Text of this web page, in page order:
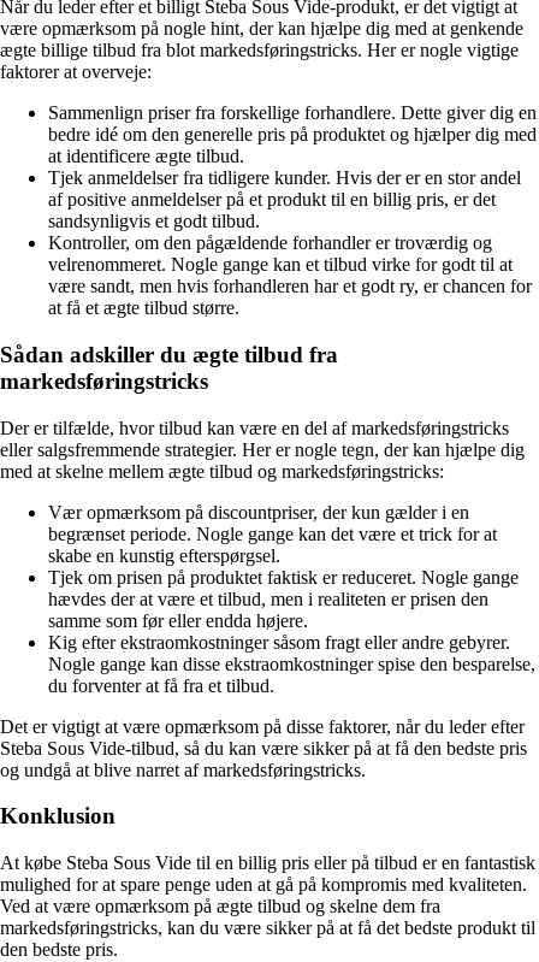
Når du leder efter et billigt Steba Sous Vide-produkt, er det vigtigt at
være opmærksom på nogle hint, der kan hjælpe dig med at genkende
ægte billige tilbud fra blot markedsføringstricks. Her er nogle vigtige
faktorer at overveje:
Sammenlign priser fra forskellige forhandlere. Dette giver dig en
bedre idé om den generelle pris på produktet og hjælper dig med
at identificere ægte tilbud.
Tjek anmeldelser fra tidligere kunder. Hvis der er en stor andel
af positive anmeldelser på et produkt til en billig pris, er det
sandsynligvis et godt tilbud.
Kontroller, om den pågældende forhandler er troværdig og
velrenommeret. Nogle gange kan et tilbud virke for godt til at
være sandt, men hvis forhandleren har et godt ry, er chancen for
at få et ægte tilbud større.
Sådan adskiller du ægte tilbud fra
markedsføringstricks
Der er tilfælde, hvor tilbud kan være en del af markedsføringstricks
eller salgsfremmende strategier. Her er nogle tegn, der kan hjælpe dig
med at skelne mellem ægte tilbud og markedsføringstricks:
Vær opmærksom på discountpriser, der kun gælder i en
begrænset periode. Nogle gange kan det være et trick for at
skabe en kunstig efterspørgsel.
Tjek om prisen på produktet faktisk er reduceret. Nogle gange
hævdes der at være et tilbud, men i realiteten er prisen den
samme som før eller endda højere.
Kig efter ekstraomkostninger såsom fragt eller andre gebyrer.
Nogle gange kan disse ekstraomkostninger spise den besparelse,
du forventer at få fra et tilbud.
Det er vigtigt at være opmærksom på disse faktorer, når du leder efter
Steba Sous Vide-tilbud, så du kan være sikker på at få den bedste pris
og undgå at blive narret af markedsføringstricks.
Konklusion
At købe Steba Sous Vide til en billig pris eller på tilbud er en fantastisk
mulighed for at spare penge uden at gå på kompromis med kvaliteten.
Ved at være opmærksom på ægte tilbud og skelne dem fra
markedsføringstricks, kan du være sikker på at få det bedste produkt til
den bedste pris.